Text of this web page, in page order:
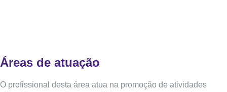
Áreas de atuação
O profissional desta área atua na promoção de atividades